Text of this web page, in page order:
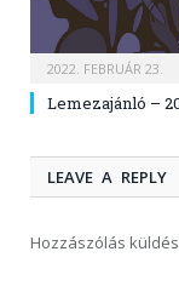
2022. FEBRUÁR 23.
Lemezajánló –
LEAVE A REPLY
Hozzászólás